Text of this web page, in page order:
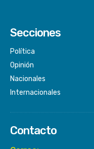
Secciones
Política
Opinión
Nacionales
Internacionales
Contacto